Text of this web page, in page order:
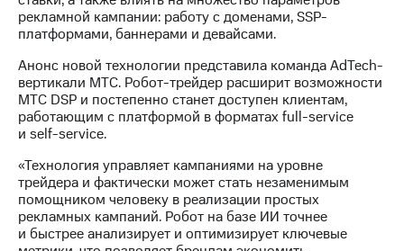
Информация
акционерам
Документы
ПАО
"МТС"
Собрания
акционеров
Личный
акционера
Акционерный
капитал
Контроль
и
рекламной кампании: работу с доменами, SSP-
платформами, баннерами и девайсами.
Анонс новой технологии представила команда AdTech-
вертикали МТС. Робот-трейдер расширит возможности
МТС DSP и постепенно станет доступен клиентам,
работающим с платформой в форматах full-service
и self-service.
«Технология управляет кампаниями на уровне
трейдера и фактически может стать незаменимым
помощником человеку в реализации простых
рекламных кампаний. Робот на базе ИИ точнее
и быстрее анализирует и оптимизирует ключевые